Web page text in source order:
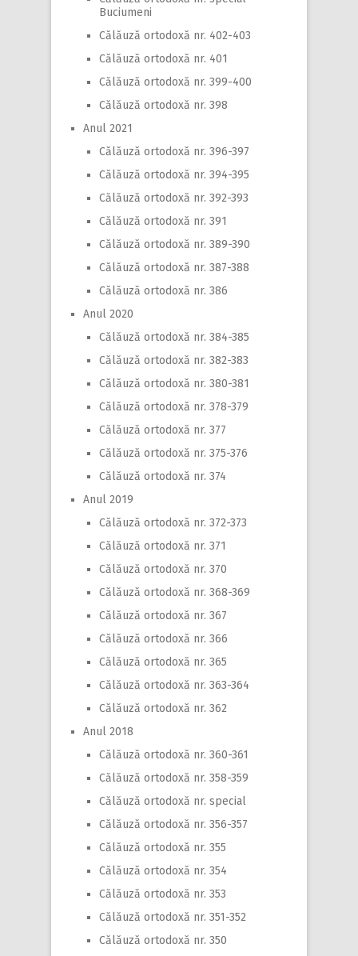
Buciumeni
Călăuză ortodoxă nr. 402-403
Călăuză ortodoxă nr. 401
Călăuză ortodoxă nr. 399-400
Călăuză ortodoxă nr. 398
Anul 2021
Călăuză ortodoxă nr. 396-397
Călăuză ortodoxă nr. 394-395
Călăuză ortodoxă nr. 392-393
Călăuză ortodoxă nr. 391
Călăuză ortodoxă nr. 389-390
Călăuză ortodoxă nr. 387-388
Călăuză ortodoxă nr. 386
Anul 2020
Călăuză ortodoxă nr. 384-385
Călăuză ortodoxă nr. 382-383
Călăuză ortodoxă nr. 380-381
Călăuză ortodoxă nr. 378-379
Călăuză ortodoxă nr. 377
Călăuză ortodoxă nr. 375-376
Călăuză ortodoxă nr. 374
Anul 2019
Călăuză ortodoxă nr. 372-373
Călăuză ortodoxă nr. 371
Călăuză ortodoxă nr. 370
Călăuză ortodoxă nr. 368-369
Călăuză ortodoxă nr. 367
Călăuză ortodoxă nr. 366
Călăuză ortodoxă nr. 365
Călăuză ortodoxă nr. 363-364
Călăuză ortodoxă nr. 362
Anul 2018
Călăuză ortodoxă nr. 360-361
Călăuză ortodoxă nr. 358-359
Călăuză ortodoxă nr. special
Călăuză ortodoxă nr. 356-357
Călăuză ortodoxă nr. 355
Călăuză ortodoxă nr. 354
Călăuză ortodoxă nr. 353
Călăuză ortodoxă nr. 351-352
Călăuză ortodoxă nr. 350